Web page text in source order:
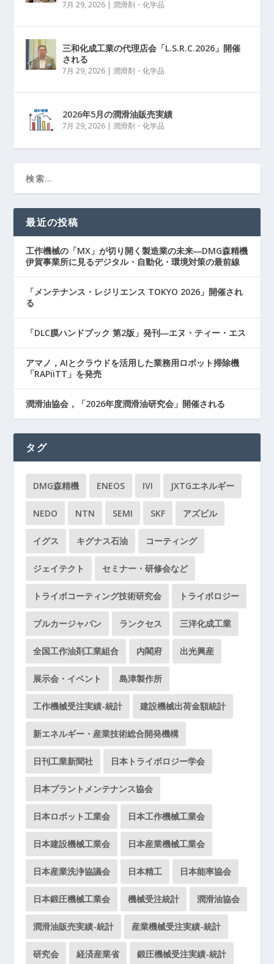
7月 29, 2026 |潤滑剤・化学品
三和化成工業の代理店会「L.S.R.C.2026」開催
される
7月 29, 2026 |潤滑剤・化学品
2026年5月の潤滑油販売実績
7月 29, 2026 |潤滑剤・化学品
最近の投稿
工作機械の「MX」が切り開く製造業の未来―DMG森精機
伊賀事業所に見るデジタル・自動化・環境対策の最前線
「メンテナンス・レジリエンス TOKYO 2026」開催され
る
「DLC膜ハンドブック 第2版」発刊―エヌ・ティー・エス
アマノ，AIとクラウドを活用した業務用ロボット掃除機
「RAPiiTT」を発売
潤滑油協会，「2026年度潤滑油研究会」開催される
タグ
DMG森精機 ENEOS IVI JXTGエネルギー
NEDO NTN SEMI SKF アズビル
イグス キグナス石油 コーティング
ジェイテクト セミナー・研修会など
トライボコーティング技術研究会 トライボロジー
ブルカージャパン ランクセス 三洋化成工業
全国工作油剤工業組合 内閣府 出光興産
展示会・イベント 島津製作所
工作機械受注実績-統計 建設機械出荷金額統計
新エネルギー・産業技術総合開発機構
日刊工業新聞社 日本トライボロジー学会
日本プラントメンテナンス協会
日本ロボット工業会 日本工作機械工業会
日本建設機械工業会 日本産業機械工業会
日本産業洗浄協議会 日本精工 日本能率協会
日本鍛圧機械工業会 機械受注統計 潤滑油協会
潤滑油販売実績-統計 産業機械受注実績-統計
研究会 経済産業省 鍛圧機械受注実績-統計